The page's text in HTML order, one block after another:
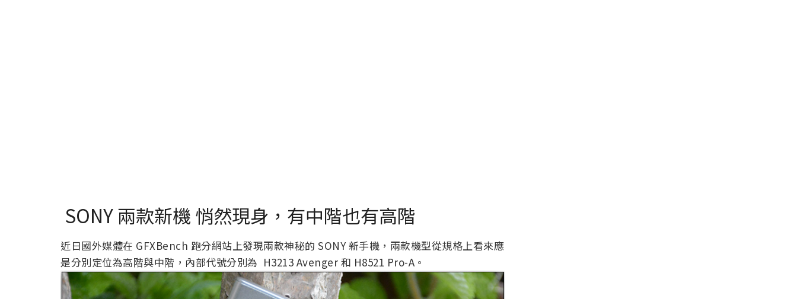
SONY 兩款新機 悄然現身，有中階也有高階
近日國外媒體在 GFXBench 跑分網站上發現兩款神秘的 SONY 新手機，兩款機型從規格上看來應
是分別定位為高階與中階，內部代號分別為 H3213 Avenger 和 H8521 Pro-A。